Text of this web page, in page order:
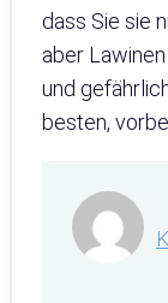
dass Sie sie
aber
und
besten,